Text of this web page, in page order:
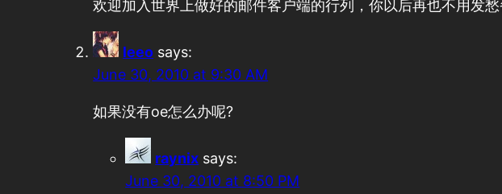
欢迎加入世界上做好的邮件客户端的行列，你以后再也不用发愁
leeo says:
June 30, 2010 at 9:30 AM
如果没有oe怎么办呢?
raynix says:
June 30, 2010 at 8:50 PM